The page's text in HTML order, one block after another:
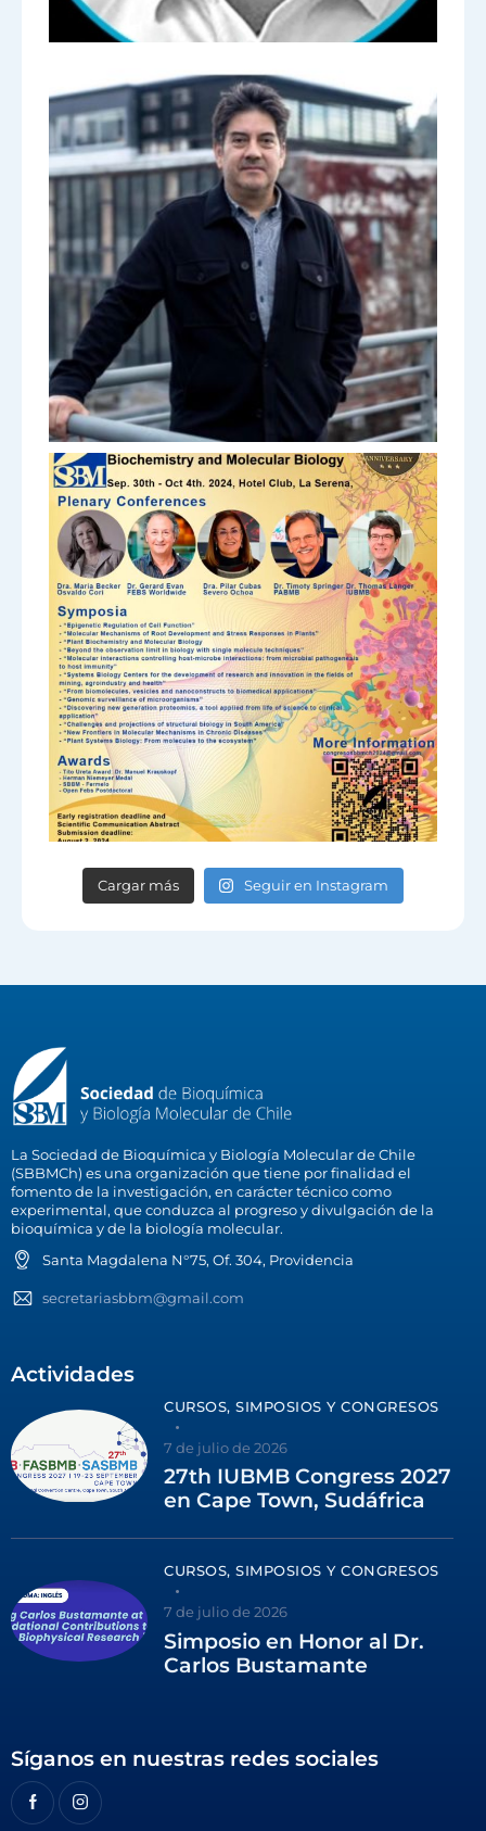
Cargar más Seguir en Instagram
La Sociedad de Bioquímica y Biología Molecular de Chile
(SBBMCh) es una organización que tiene por finalidad el
fomento de la investigación, en carácter técnico como
experimental, que conduzca al progreso y divulgación de la
bioquímica y de la biología molecular.
Santa Magdalena N°75, Of. 304, Providencia
secretariasbbm@gmail.com
Actividades
CURSOS, SIMPOSIOS Y CONGRESOS
7 de julio de 2026
27th IUBMB Congress 2027
en Cape Town, Sudáfrica
CURSOS, SIMPOSIOS Y CONGRESOS
7 de julio de 2026
Simposio en Honor al Dr.
Carlos Bustamante
Síganos en nuestras redes sociales